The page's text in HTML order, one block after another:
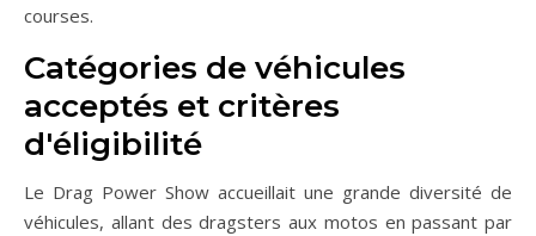
courses.
Catégories de véhicules
acceptés et critères
d'éligibilité
Le Drag Power Show accueillait une grande diversité de
véhicules, allant des dragsters aux motos en passant par